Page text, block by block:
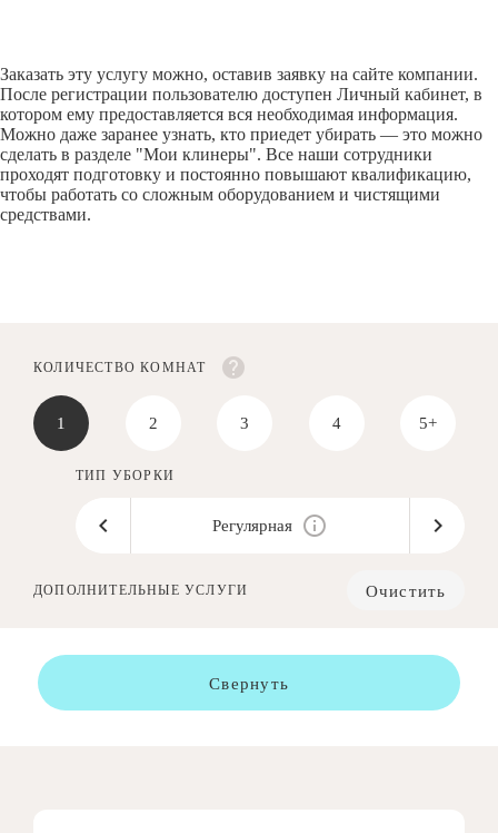
Заказать эту услугу можно, оставив заявку на сайте компании.
После регистрации пользователю доступен Личный кабинет, в
котором ему предоставляется вся необходимая информация.
Можно даже заранее узнать, кто приедет убирать — это можно
сделать в разделе "Мои клинеры". Все наши сотрудники
проходят подготовку и постоянно повышают квалификацию,
чтобы работать со сложным оборудованием и чистящими
средствами.
КОЛИЧЕСТВО КОМНАТ
1 2 3 4 5+
ТИП УБОРКИ
Регулярная
ДОПОЛНИТЕЛЬНЫЕ УСЛУГИ Очистить
Свернуть